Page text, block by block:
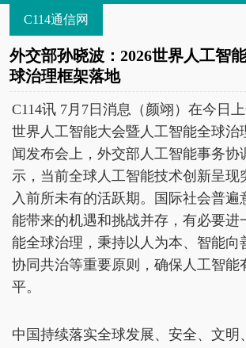
C114通信网
外交部孙晓波：2026世界人工智
球治理框架落地
C114讯 7月7日消息（颜翊）在今日
世界人工智能大会暨人工智能全球治
闻发布会上，外交部人工智能事务协
示，当前全球人工智能技术创新呈现
入前所未有的活跃期。国际社会普遍
能带来的机遇和挑战并存，有必要进
能全球治理，秉持以人为本、智能向
协同共治等重要原则，确保人工智能
平。
中国持续落实全球发展、安全、文明